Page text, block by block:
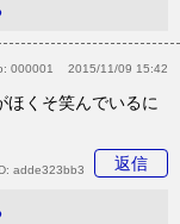
000001 2015/11/09 15:42
くそ笑んでいるに
返信
adde323bb3